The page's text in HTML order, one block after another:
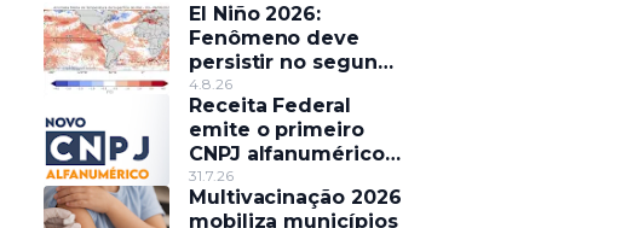
El Niño 2026:
Fenômeno deve
persistir no segundo
semestre e pode
alterar o regime de
chuvas
4.8.26
Receita Federal
emite o primeiro
CNPJ alfanumérico
do país
31.7.26
Multivacinação 2026
mobiliza municípios